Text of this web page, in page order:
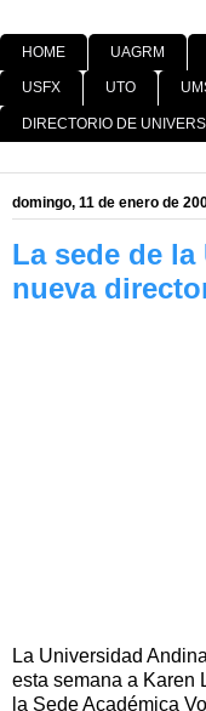
HOME UAGRM
USFX UTO
DIRECTORIO DE
domingo, 11 de enero de
La sede de la
nueva
La Universidad
esta semana a Karen
la Sede Académica